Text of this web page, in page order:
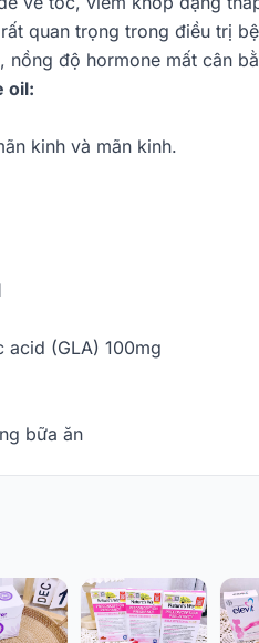
quan trọng trong điều trị
độ hormone mất cân
oil:
kinh và mãn kinh.
acid (GLA) 100mg
bữa ăn